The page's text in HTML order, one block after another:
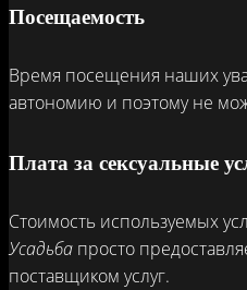
Посещаемость
Время посещения наших
автономию и поэтому не
Плата за сексуальные
Стоимость используемых
Усадьба просто
поставщиком услуг.